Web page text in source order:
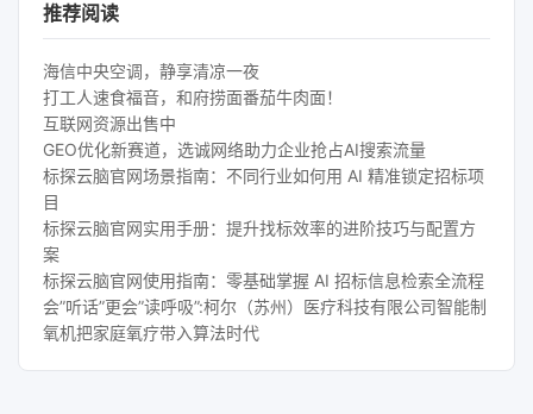
推荐阅读
海信中央空调，静享清凉一夜
打工人速食福音，和府捞面番茄牛肉面！
互联网资源出售中
GEO优化新赛道，选诚网络助力企业抢占AI搜索流量
标探云脑官网场景指南：不同行业如何用 AI 精准锁定招标项
目
标探云脑官网实用手册：提升找标效率的进阶技巧与配置方
案
标探云脑官网使用指南：零基础掌握 AI 招标信息检索全流程
会”听话”更会”读呼吸”:柯尔（苏州）医疗科技有限公司智能制
氧机把家庭氧疗带入算法时代